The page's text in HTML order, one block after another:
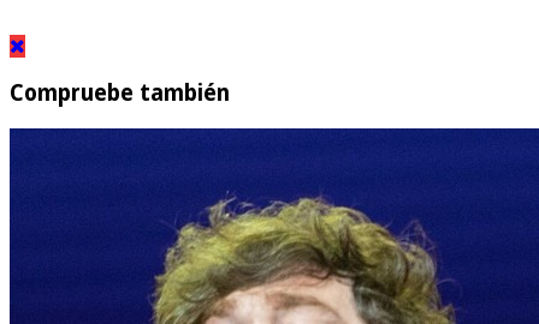
Compruebe también